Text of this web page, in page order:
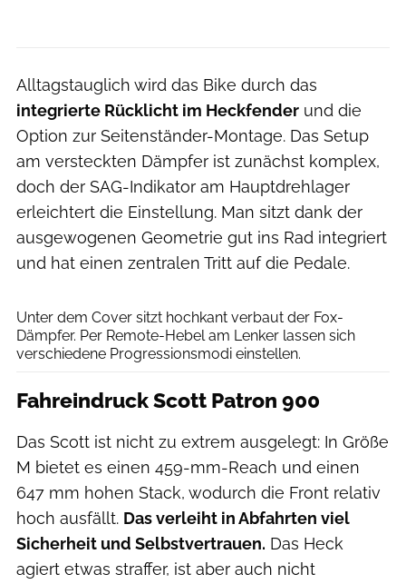
Alltagstauglich wird das Bike durch das
integrierte Rücklicht im Heckfender und die
Option zur Seitenständer-Montage. Das Setup
am versteckten Dämpfer ist zunächst komplex,
doch der SAG-Indikator am Hauptdrehlager
erleichtert die Einstellung. Man sitzt dank der
ausgewogenen Geometrie gut ins Rad integriert
und hat einen zentralen Tritt auf die Pedale.
Unter dem Cover sitzt hochkant verbaut der Fox-
Dämpfer. Per Remote-Hebel am Lenker lassen sich
verschiedene Progressionsmodi einstellen.
Fahreindruck Scott Patron 900
Das Scott ist nicht zu extrem ausgelegt: In Größe
M bietet es einen 459-mm-Reach und einen
647 mm hohen Stack, wodurch die Front relativ
hoch ausfällt. Das verleiht in Abfahrten viel
Sicherheit und Selbstvertrauen. Das Heck
agiert etwas straffer, ist aber auch nicht